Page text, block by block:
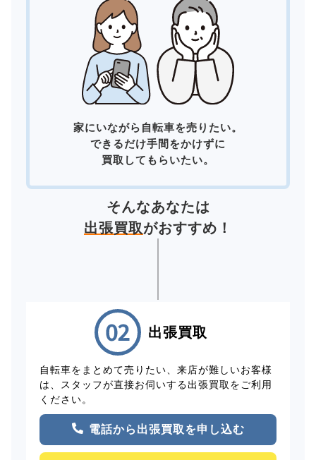
家にいながら自転車を売りたい。
できるだけ手間をかけずに
買取してもらいたい。
そんなあなたは
出張買取がおすすめ！
出張買取
自転車をまとめて売りたい、来店が難しいお客様
は、スタッフが直接お伺いする出張買取をご利用
ください。
電話から出張買取を申し込む